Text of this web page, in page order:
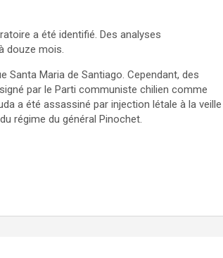
a été identifié. Des analyses
douze mois.
Santa Maria de Santiago. Cependant, des
par le Parti communiste chilien comme
a été assassiné par injection létale à la veille
régime du général Pinochet.